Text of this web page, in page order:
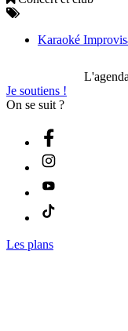
Karaoké
Je soutiens !
On se suit ?
Les plans